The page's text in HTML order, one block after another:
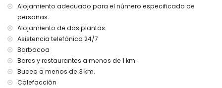
Más información
pueblo más cercano: Denia (a menos de 2 kilómetros de la
villa)
costa o ribera más cercana: Mar Mediterráneo (a menos
de 2 kilómetros de la villa)
playa más cercana: Playa Punta Raset (a menos de 4
kilómetros de la villa)
puerto más cercano: Puerto de Denia (a menos de 2
Alojamiento adecuado para el número especificado de
personas.
Alojamiento de dos plantas.
Asistencia telefónica 24/7
Barbacoa
Bares y restaurantes a menos de 1 km.
Buceo a menos de 3 km.
Calefacción